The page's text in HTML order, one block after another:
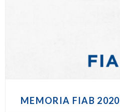
MEMORIA FIAB 2020